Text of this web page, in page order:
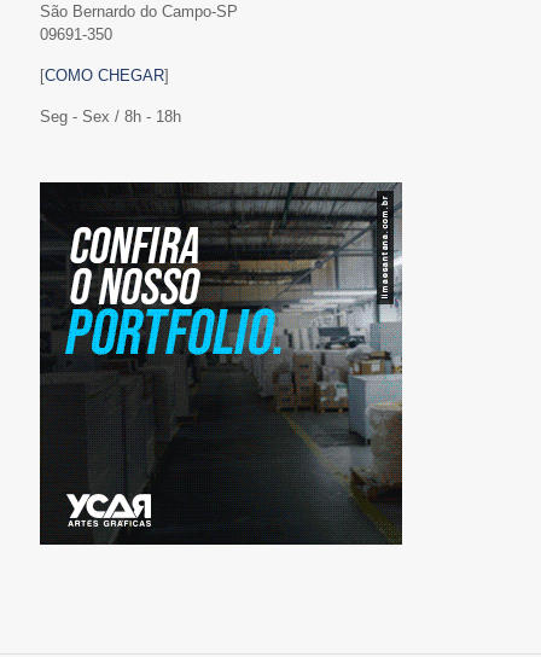
São Bernardo do Campo-SP
09691-350
[COMO CHEGAR]
Seg - Sex / 8h - 18h